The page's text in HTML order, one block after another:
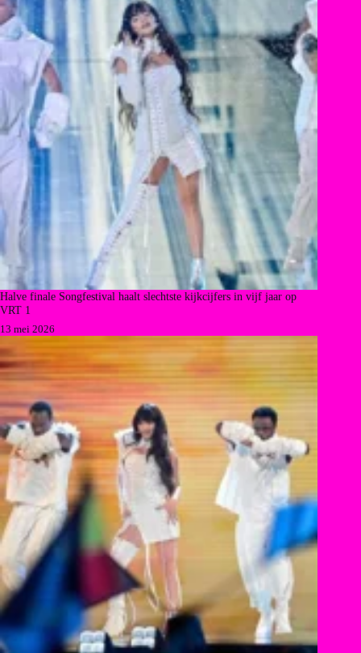
Halve finale Songfestival haalt slechtste kijkcijfers in vijf jaar op
VRT 1
13 mei 2026